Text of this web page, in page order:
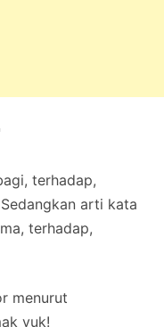
terhadap,
arti kata
terhadap,
menurut
yuk!